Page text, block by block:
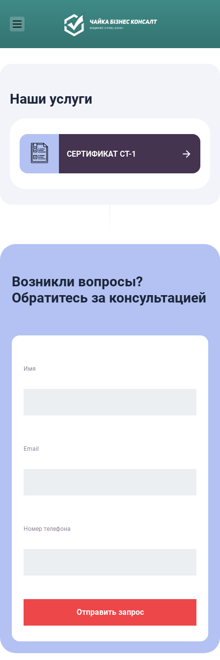
content
Наши услуги
СЕРТИФИКАТ СТ-1
Возникли вопросы?
Обратитесь за консультацией
Имя
Email
Номер телефона